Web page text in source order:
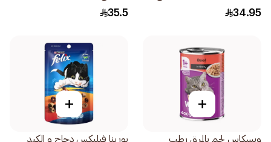
الحليب 1.1كيلو
34.95
35.5
+
ويسكاس لحم بالمرق رطب
+
بورينا فيليكس دجاج و الكبد